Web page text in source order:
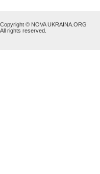
Copyright © NOVA UKRAINA.ORG
All rights reserved.